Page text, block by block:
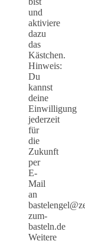
und
aktiviere
dazu
das
Kästchen.
Hinweis:
Du
kannst
deine
Einwilligung
jederzeit
für
die
Zukunft
per
E-
Mail
an
zum-
basteln.de
Weitere